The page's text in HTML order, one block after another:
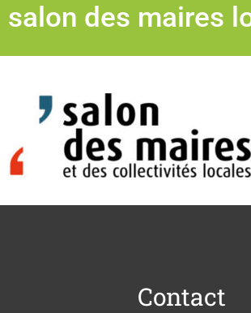
salon des maires
Contact